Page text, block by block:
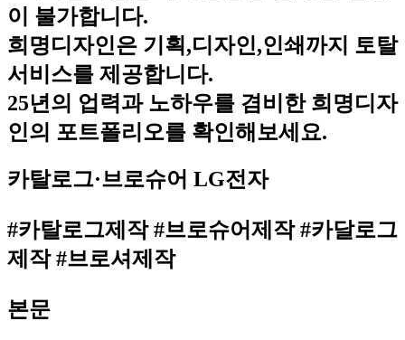
이 불가합니다.
희명디자인은 기획,디자인,인쇄까지 토탈
서비스를 제공합니다.
25년의 업력과 노하우를 겸비한 희명디자
인의 포트폴리오를 확인해보세요.
카탈로그·브로슈어 LG전자
#카탈로그제작 #브로슈어제작 #카달로그
제작 #브로셔제작
본문